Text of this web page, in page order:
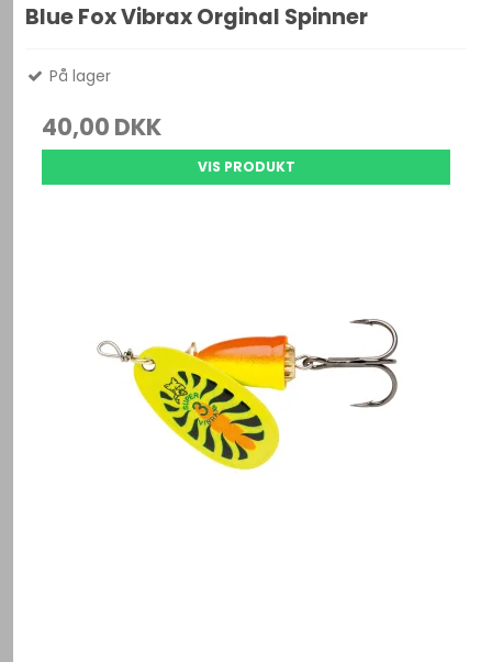
Blue Fox Vibrax Orginal Spinner
På lager
40,00 DKK
VIS PRODUKT